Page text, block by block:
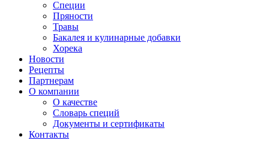
Специи
Пряности
Травы
Бакалея и кулинарные добавки
Хорека
Новости
Рецепты
Партнерам
О компании
О качестве
Словарь специй
Документы и сертификаты
Контакты